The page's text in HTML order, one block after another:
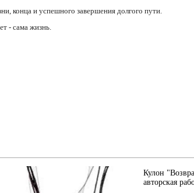
конца и успешного завершения долгого пути.
- сама жизнь.
Кулон
авторская